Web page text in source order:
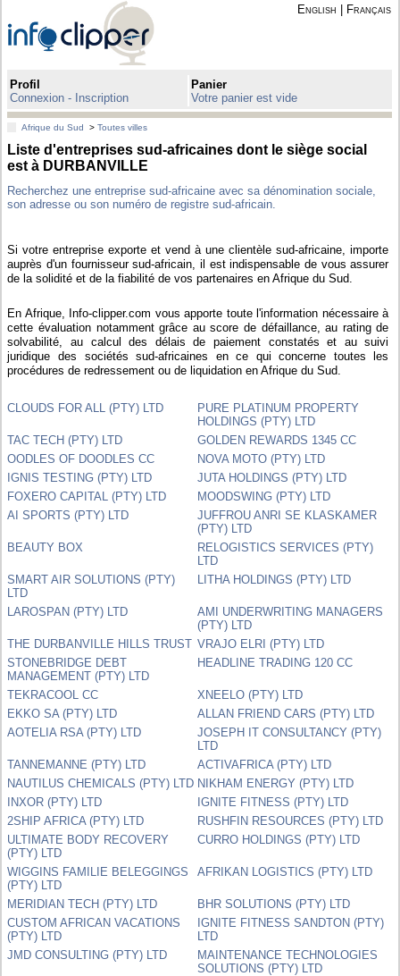
English Français
Profil
Connexion - Inscription
Panier
Votre panier est vide
Afrique du Sud >Toutes villes
Liste d'entreprises sud-africaines dont le siège social
est à DURBANVILLE
Recherchez une entreprise sud-africaine avec sa dénomination sociale,
son adresse ou son numéro de registre sud-africain.
Si votre entreprise exporte et vend à une clientèle sud-africaine, importe
auprès d'un fournisseur sud-africain, il est indispensable de vous assurer
de la solidité et de la fiabilité de vos partenaires en Afrique du Sud.
En Afrique, Info-clipper.com vous apporte toute l'information nécessaire à
cette évaluation notamment grâce au score de défaillance, au rating de
solvabilité, au calcul des délais de paiement constatés et au suivi
juridique des sociétés sud-africaines en ce qui concerne toutes les
procédures de redressement ou de liquidation en Afrique du Sud.
CLOUDS FOR ALL (PTY) LTD
PURE PLATINUM PROPERTY
HOLDINGS (PTY) LTD
TAC TECH (PTY) LTD
GOLDEN REWARDS 1345 CC
OODLES OF DOODLES CC
NOVA MOTO (PTY) LTD
IGNIS TESTING (PTY) LTD
JUTA HOLDINGS (PTY) LTD
FOXERO CAPITAL (PTY) LTD
MOODSWING (PTY) LTD
AI SPORTS (PTY) LTD
JUFFROU ANRI SE KLASKAMER
(PTY) LTD
BEAUTY BOX
RELOGISTICS SERVICES (PTY)
LTD
SMART AIR SOLUTIONS (PTY)
LTD
LITHA HOLDINGS (PTY) LTD
LAROSPAN (PTY) LTD
AMI UNDERWRITING MANAGERS
(PTY) LTD
THE DURBANVILLE HILLS TRUST VRAJO ELRI (PTY) LTD
STONEBRIDGE DEBT
MANAGEMENT (PTY) LTD
HEADLINE TRADING 120 CC
TEKRACOOL CC
XNEELO (PTY) LTD
EKKO SA (PTY) LTD
ALLAN FRIEND CARS (PTY) LTD
AOTELIA RSA (PTY) LTD
JOSEPH IT CONSULTANCY (PTY)
LTD
TANNEMANNE (PTY) LTD
ACTIVAFRICA (PTY) LTD
NAUTILUS CHEMICALS (PTY) LTD NIKHAM ENERGY (PTY) LTD
INXOR (PTY) LTD
IGNITE FITNESS (PTY) LTD
2SHIP AFRICA (PTY) LTD
RUSHFIN RESOURCES (PTY) LTD
ULTIMATE BODY RECOVERY
(PTY) LTD
CURRO HOLDINGS (PTY) LTD
WIGGINS FAMILIE BELEGGINGS
(PTY) LTD
AFRIKAN LOGISTICS (PTY) LTD
MERIDIAN TECH (PTY) LTD
BHR SOLUTIONS (PTY) LTD
CUSTOM AFRICAN VACATIONS
(PTY) LTD
IGNITE FITNESS SANDTON (PTY)
LTD
JMD CONSULTING (PTY) LTD
MAINTENANCE TECHNOLOGIES
SOLUTIONS (PTY) LTD